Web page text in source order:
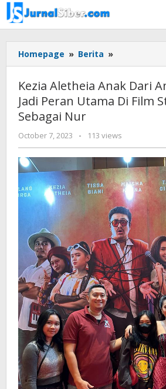
Skip
to
content
Homepage » Berita »
Aletheia
Dari
Anton
Peran
Utama
Di
Film
Star
Syndrome
Sebagai
Nur
Kezia Aletheia Anak Dari
Jadi Peran Utama Di Film
Sebagai Nur
October 7, 2023
by
Jurnalsiber
- 113 views